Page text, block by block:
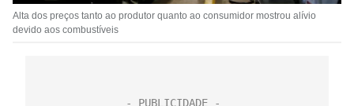
Alta dos preços tanto ao produtor quanto ao consumidor mostrou alívio
devido aos combustíveis